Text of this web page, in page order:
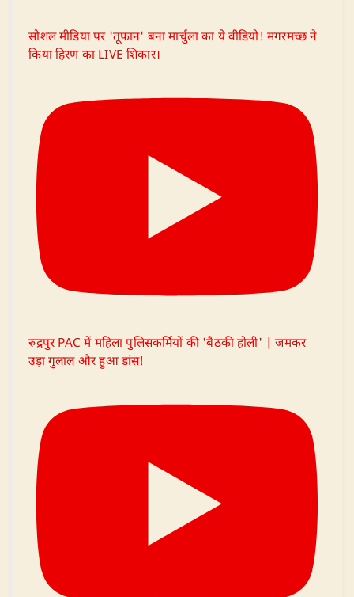
सोशल मीडिया पर 'तूफान' बना मार्चुला का ये वीडियो! मगरमच्छ ने
किया हिरण का LIVE शिकार।
रुद्रपुर PAC में महिला पुलिसकर्मियों की 'बैठकी होली' | जमकर
उड़ा गुलाल और हुआ डांस!